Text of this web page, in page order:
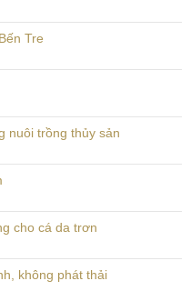
Tre
nuôi trồng thủy sản
cho cá da trơn
không phát thải